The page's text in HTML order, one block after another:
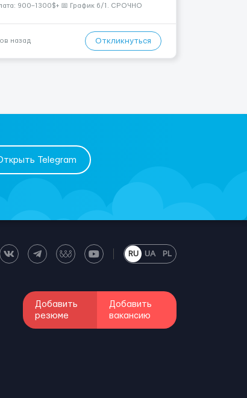
900–1300$+ 📅 График 6/1. СРОЧНО
назад Откликнуться
Telegram
RU UA PL
Добавить
резюме
Добавить
вакансию